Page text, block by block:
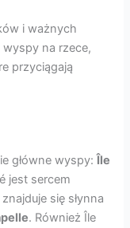
i ważnych
wyspy na rzece,
przyciągają
główne wyspy:Île
jest sercem
się słynna
. Również Île